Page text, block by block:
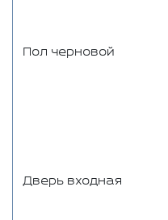
Пол черновой
Дверь входная